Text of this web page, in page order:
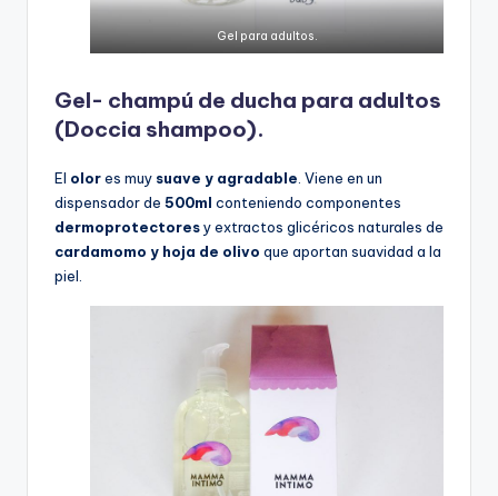
Gel para adultos.
Gel- champú de ducha para adultos
(Doccia shampoo).
El olores muy suave y agradable . Viene en un
dispensador de 500ml conteniendo componentes
dermoprotectoresy extractos glicéricos naturales de
cardamomo y hoja de olivo que aportan suavidad a la
piel.